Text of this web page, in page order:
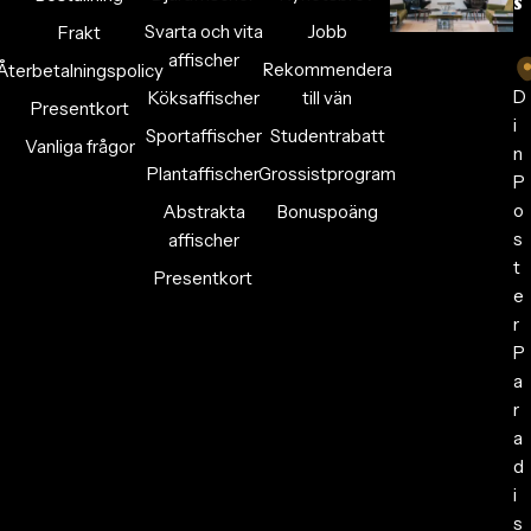
Frakt
Presentkort
Vanliga frågor
Svarta och vita
affischer
Köksaffischer
Sportaffischer
Plantaffischer
Abstrakta
affischer
Presentkort
Jobb
Rekommendera
till vän
Studentrabatt
Grossistprogram
Bonuspoäng
s
D
i
n
P
o
s
t
e
r
P
a
r
a
d
i
s